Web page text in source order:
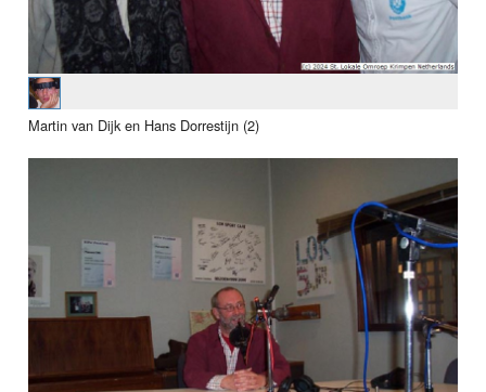
Martin van Dijk en Hans Dorrestijn (2)